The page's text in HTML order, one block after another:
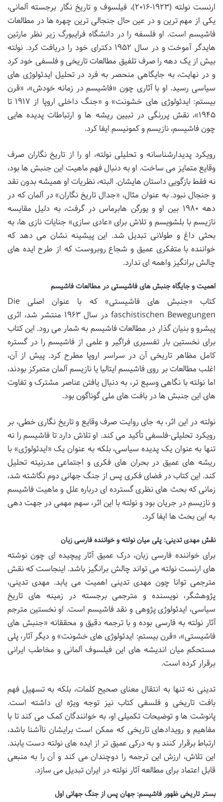
ارنست نولته (۱۹۲۳-۲۰۱۶)، فیلسوف و تاریخ نگار برجسته آلمانی،
یکی از مهم ترین و در عین حال جنجالی ترین چهره ها در مطالعات
فاشیسم است. او فلسفه را در دانشگاه فرایبورگ زیر نظر مارتین
هایدگر آموخت و در سال ۱۹۵۲ دکترای خود را دریافت کرد. نولته
بیش از یک دهه را صرف تلفیق مطالعات تاریخی و فلسفی خود کرد
و در نهایت، به جایگاهی منحصر به فرد در تحلیل ایدئولوژی های
سیاسی رسید. او با آثاری چون «فاشیسم در زمانه خودش»، «قرن
بیستم: ایدئولوژی های خشونت» و «جنگ داخلی اروپا از ۱۹۱۷ تا
۱۹۴۵»، نقش پررنگی در تبیین ریشه ها و ارتباطات پدیده هایی
چون فاشیسم، نازیسم و کمونیسم ایفا کرد.
رویکرد پدیدارشناسانه و تحلیلی نولته، او را از تاریخ نگاران صرف
وقایع متمایز می ساخت. او به دنبال فهم ماهیت این جنبش ها بود،
نه فقط بازگویی داستان هایشان. البته، نظریات او همیشه بدون نقد
و جنجال نبود. به عنوان مثال، «جدال تاریخ نگاران» در آلمان که در
دهه ۱۹۸۰ بین او و یورگن هابرماس در گرفت، به دلیل مقایسه
نازیسم با بلشویسم و تلاش برای «عادی سازی» جنایات نازی ها، به
بحثی داغ و طولانی تبدیل شد. این پیشینه نشان می دهد که
خواننده با متفکری عمیق و شجاع روبروست که از طرح ایده های
چالش برانگیز واهمه ای ندارد.
اهمیت و جایگاه جنبش های فاشیستی در مطالعات فاشیسم
کتاب «جنبش های فاشیستی» که با عنوان اصلی Die
faschistischen Bewegungen در سال ۱۹۶۳ منتشر شد، اثری
پیشرو و بنیان گذار در مطالعات فاشیسم به شمار می رود. این کتاب
برای نخستین بار تفسیری فراگیر و علمی از فاشیسم را در گستره
کامل مظاهر تاریخی آن در سراسر اروپا مطرح کرد. پیش از آن،
اغلب مطالعات بر روی فاشیسم ایتالیا یا نازیسم آلمان متمرکز بودند،
اما نولته با نگاهی وسیع تر، به دنبال یافتن عناصر مشترک و تفاوت
های این جنبش ها در بافت های ملی گوناگون بود.
نولته در این اثر، به جای روایت صرف وقایع و تاریخ نگاری خطی، بر
رویکرد تحلیلی-فلسفی تأکید می کند. او تلاش دارد تا فاشیسم را نه
تنها به عنوان یک پدیده سیاسی، بلکه به عنوان یک «ایدئولوژی» با
ریشه های عمیق در بحران های فکری و اجتماعی مدرنیته تحلیل
کند. این کتاب در فضای فکری پس از جنگ جهانی دوم نگاشته شد،
زمانی که بحث های نظری گسترده ای درباره علل و ماهیت فاشیسم
و نازیسم در جریان بود و نولته با این اثر، سهم مهمی در جهت دهی
به این بحث ها ایفا کرد.
نقش مهدی تدینی: پلی میان نولته و خواننده فارسی زبان
برای خواننده فارسی زبان، درک عمیق آثار پیچیده ای چون نوشته
های ارنست نولته می تواند چالش برانگیز باشد. اینجاست که نقش
مترجمی توانا چون مهدی تدینی اهمیت می یابد. مهدی تدینی،
پژوهشگر، نویسنده و مترجمی برجسته در زمینه های تاریخ
سیاسی، ایدئولوژی پژوهی و نقد فاشیسم است. او نخستین مترجم
آثار نولته به فارسی بوده و با ترجمه دقیق و محققانه «جنبش های
فاشیستی»، «قرن بیستم: ایدئولوژی های خشونت» و دیگر آثار، پلی
مستحکم میان اندیشه های این فیلسوف آلمانی و مخاطب ایرانی
برقرار کرده است.
تدینی نه تنها به انتقال معنای صحیح کلمات، بلکه به تسهیل فهم
بافت تاریخی و فلسفی کتاب نیز توجه ویژه ای داشته است.
پانوشت ها و توضیحات تکمیلی او، به خوانندگان کمک می کند تا با
مفاهیم و رویدادهای تاریخی که ممکن است برایشان ناآشنا باشد،
ارتباط برقرار کنند و به درکی عمیق تر از ایده های نولته دست یابند.
این تلاش، ارزش این ترجمه را دوچندان می کند و آن را به منبعی
قابل اعتماد برای مطالعه آثار نولته در ایران تبدیل می سازد.
بستر تاریخی ظهور فاشیسم: جهان پس از جنگ جهانی اول